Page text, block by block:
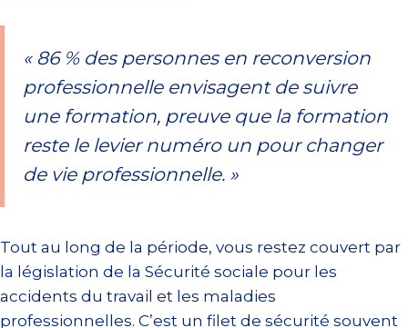
« 86 % des personnes en reconversion
professionnelle envisagent de suivre
une formation, preuve que la formation
reste le levier numéro un pour changer
de vie professionnelle. »
Tout au long de la période, vous restez couvert par
la législation de la Sécurité sociale pour les
accidents du travail et les maladies
professionnelles. C’est un filet de sécurité souvent